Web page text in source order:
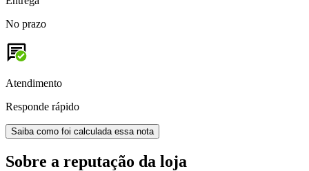
No prazo
Atendimento
Responde rápido
Saiba como foi calculada essa nota
Sobre a reputação da loja